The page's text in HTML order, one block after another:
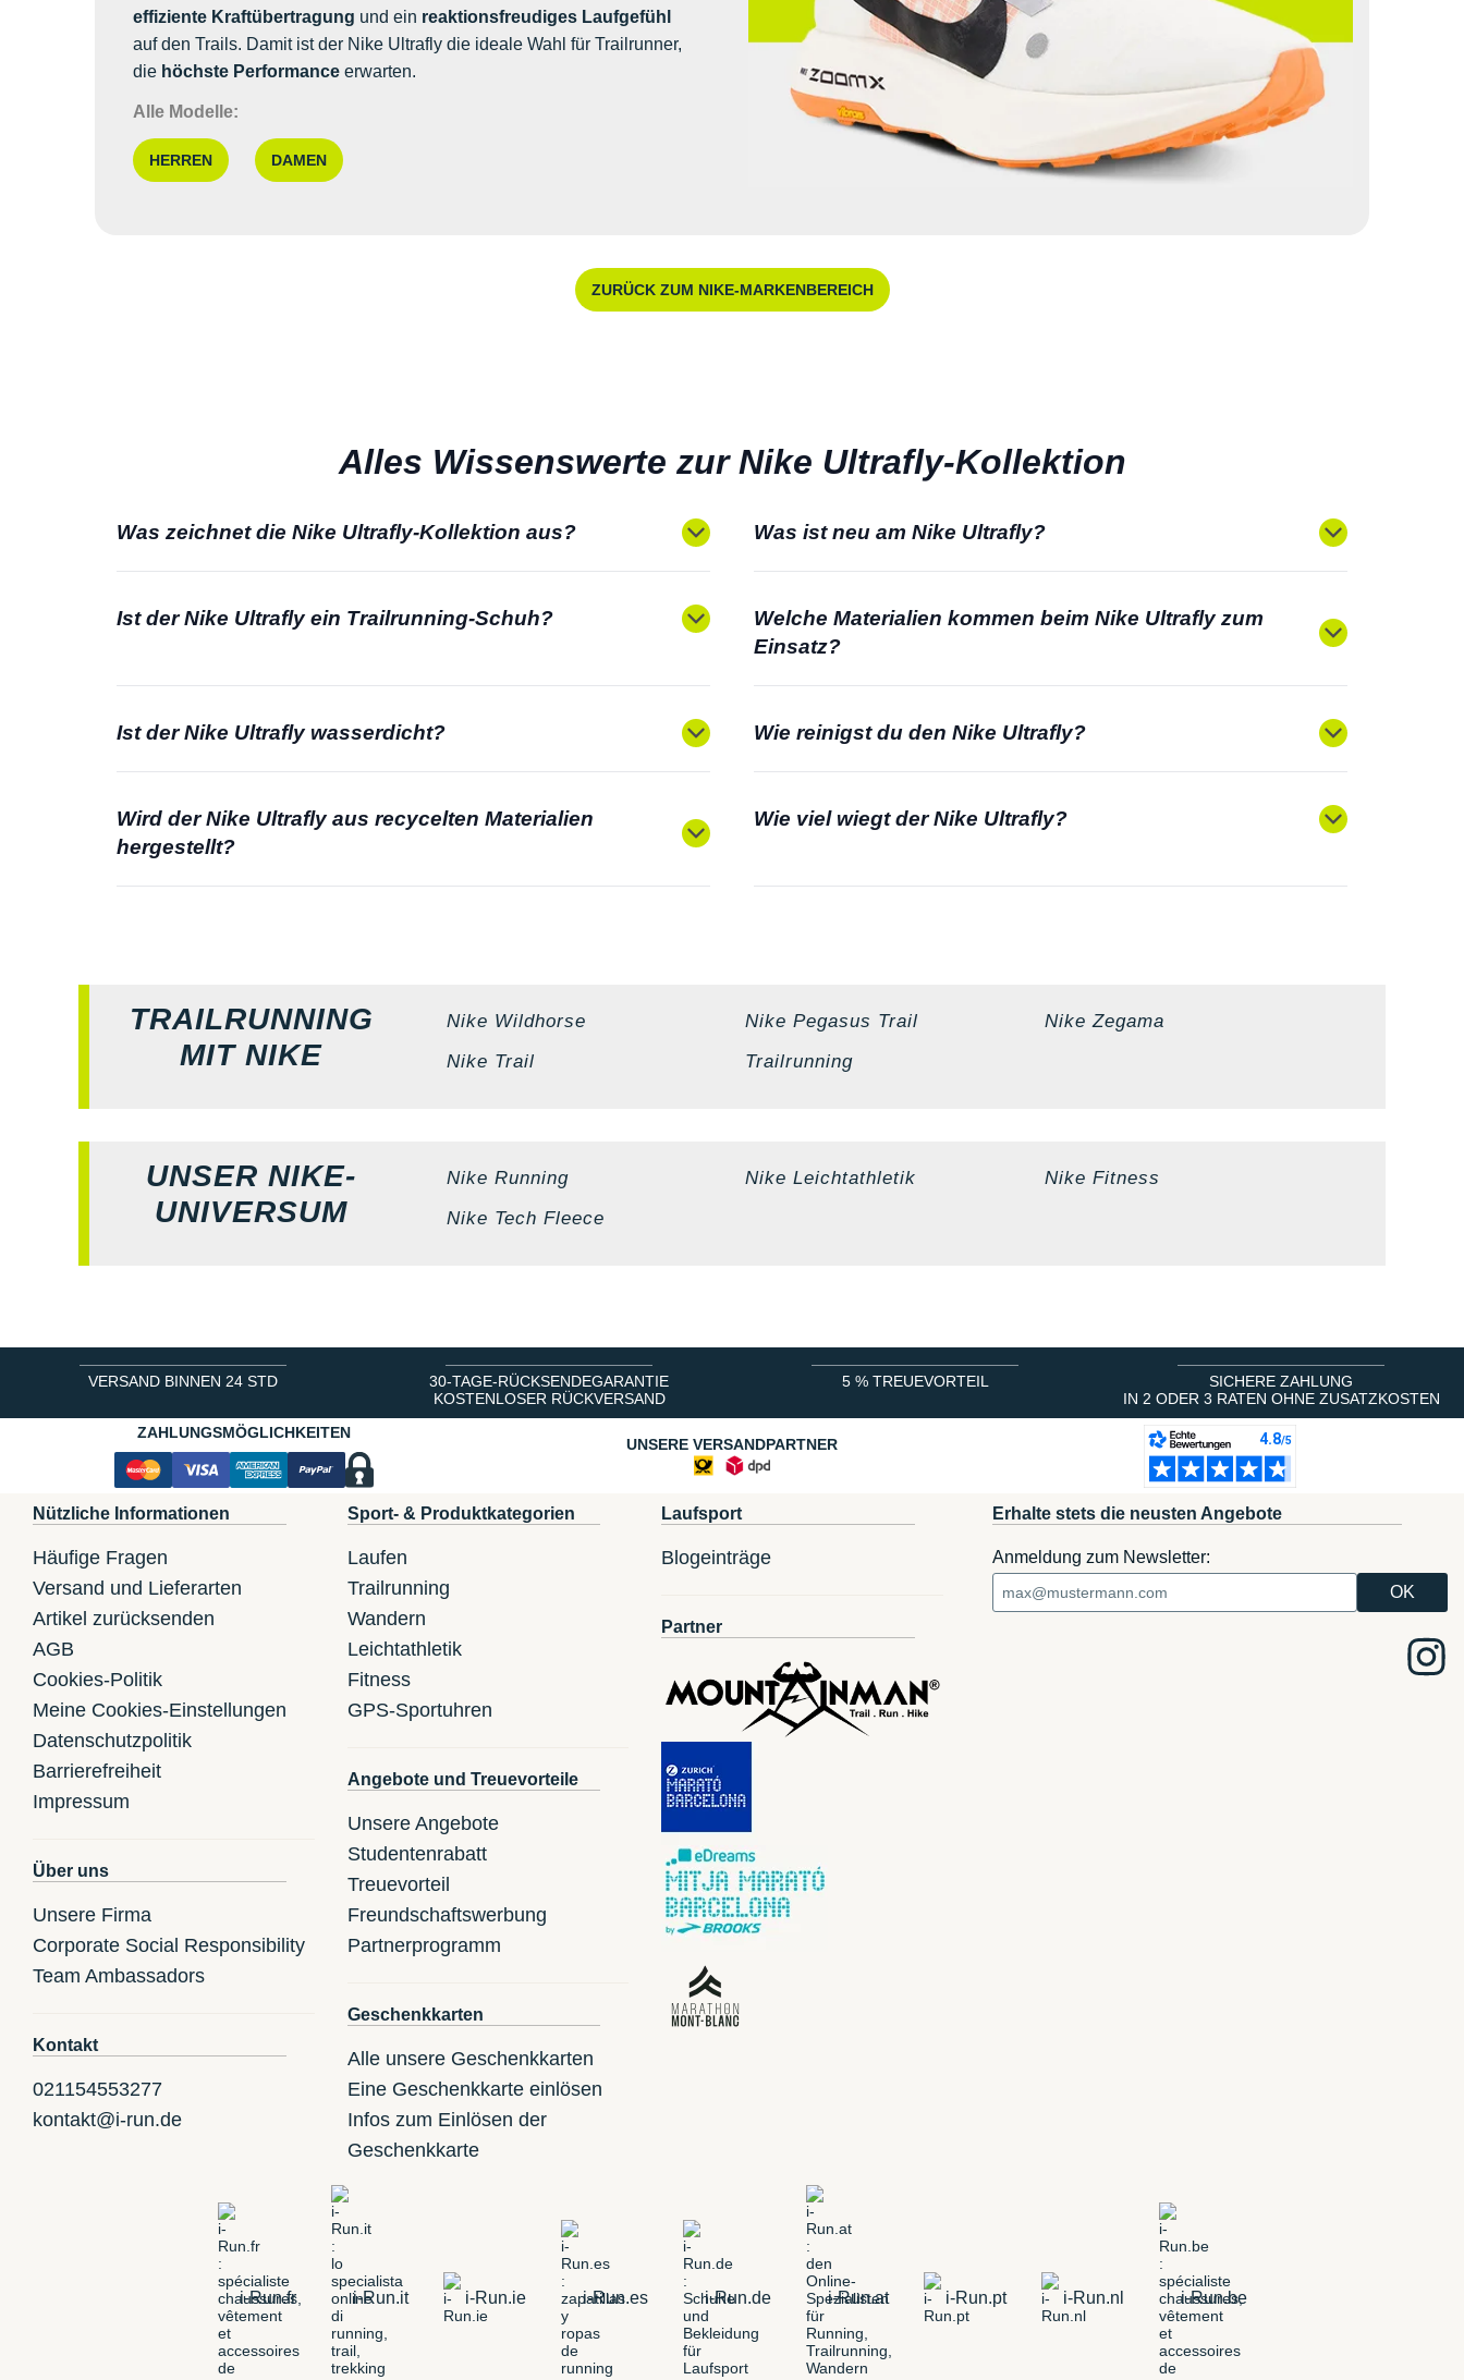
effiziente Kraftübertragung und ein reaktionsfreudiges Laufgefühl
auf den Trails. Damit ist der Nike Ultrafly die ideale Wahl für Trailrunner,
die höchste Performanceerwarten.
Alle Modelle:
HERREN DAMEN
ZURÜCK ZUM NIKE-MARKENBEREICH
Alles Wissenswerte zur Nike Ultrafly-Kollektion
Was zeichnet die Nike Ultrafly-Kollektion aus? Was ist neu am Nike Ultrafly?
Ist der Nike Ultrafly ein Trailrunning-Schuh?
Welche Materialien kommen beim Nike Ultrafly zum
Einsatz?
Ist der Nike Ultrafly wasserdicht? Wie reinigst du den Nike Ultrafly?
Wird der Nike Ultrafly aus recycelten Materialien
hergestellt?
Wie viel wiegt der Nike Ultrafly?
TRAILRUNNING
MIT NIKE
Nike Wildhorse Nike Pegasus Trail
Nike Zegama
Nike Trail
Trailrunning
UNSER NIKE-
UNIVERSUM
Nike Running Nike Leichtathletik
Nike Fitness
Nike Tech Fleece
VERSAND BINNEN 24 STD
30-TAGE-RÜCKSENDEGARANTIE
KOSTENLOSER RÜCKVERSAND
5 % TREUEVORTEIL
SICHERE ZAHLUNG
IN 2 ODER 3 RATEN OHNE ZUSATZKOSTEN
ZAHLUNGSMÖGLICHKEITEN
UNSERE VERSANDPARTNER
Nützliche Informationen
Häufige Fragen
Versand und Lieferarten
Artikel zurücksenden
AGB
Cookies-Politik
Meine Cookies-Einstellungen
Datenschutzpolitik
Barrierefreiheit
Impressum
Über uns
Unsere Firma
Corporate Social Responsibility
Team Ambassadors
Kontakt
021154553277
kontakt@i-run.de
Sport- & Produktkategorien
Laufen
Trailrunning
Wandern
Leichtathletik
Fitness
GPS-Sportuhren
Angebote und Treuevorteile
Unsere Angebote
Studentenrabatt
Treuevorteil
Freundschaftswerbung
Partnerprogramm
Geschenkkarten
Alle unsere Geschenkkarten
Eine Geschenkkarte einlösen
Infos zum Einlösen der
Geschenkkarte
Laufsport
Blogeinträge
Partner
Erhalte stets die neusten Angebote
Anmeldung zum Newsletter:
i-Run.fr i-Run.it i-Run.ie i-Run.es i-Run.de i-Run.at i-Run.pt i-Run.nl i-Run.be